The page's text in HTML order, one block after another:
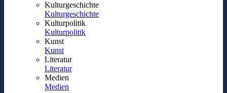
Kulturgeschichte
Kulturgeschichte
Kulturpolitik
Kulturpolitik
Kunst
Kunst
Literatur
Literatur
Medien
Medien